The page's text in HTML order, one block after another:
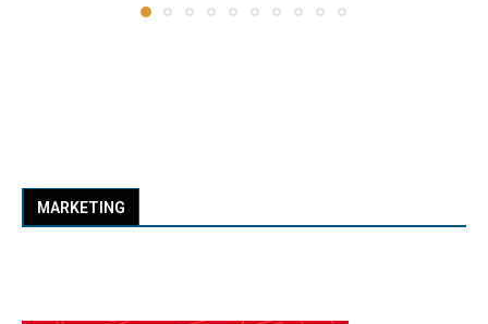
MARKETING